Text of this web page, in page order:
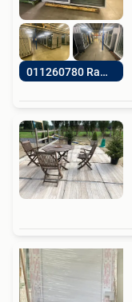
011260780 Ramenhal